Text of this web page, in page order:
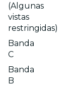
(Algunas
vistas
restringidas)
Banda
C
Banda
B